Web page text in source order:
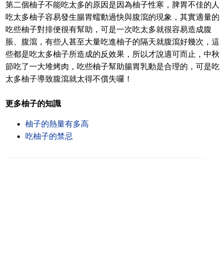
第二個柚子不能吃太多的原因是因為柚子性寒，脾胃不佳的人
吃太多柚子容易發生腸胃蠕動過快與腹瀉的現象，其實適量的
吃些柚子對排便很有幫助，可是一次吃太多就很容易造成腹
脹、腹瀉，有些人甚至大量吃進柚子的隔天就腹瀉好幾次，這
些都是吃太多柚子所造成的反效果，所以才說適可而止，中秋
節吃了一大堆烤肉，吃些柚子幫助腸胃乳動是合理的，可是吃
太多柚子導致腹瀉就太得不償失囉！
更多柚子的知識
柚子的熱量有多高
吃柚子的禁忌